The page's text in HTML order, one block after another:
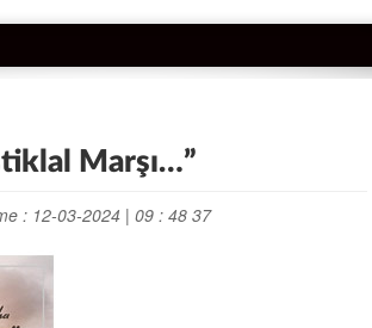
Marşı…”
: 12-03-2024 | 09 : 48 37